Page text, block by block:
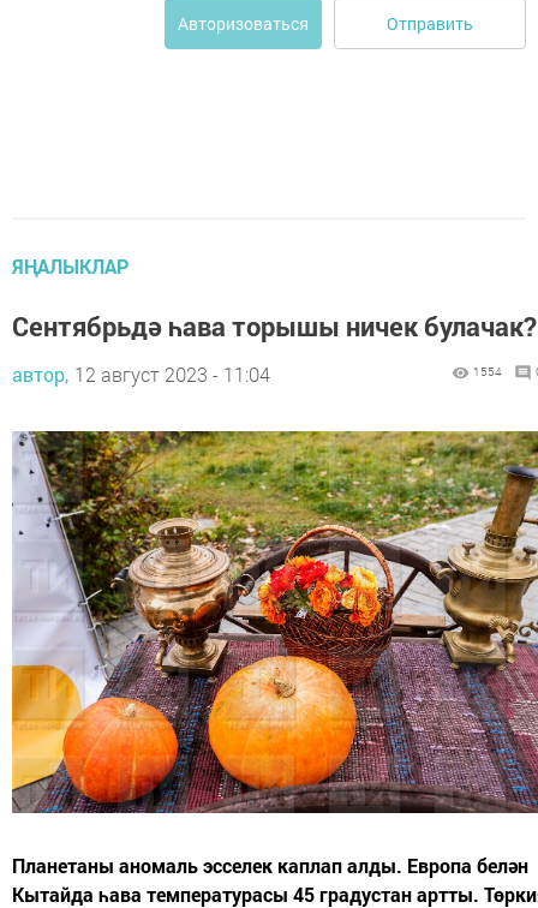
Авторизоваться Отправить
ЯҢАЛЫКЛАР
Сентябрьдә һава торышы ничек булачак?
автор, 12 август 2023 - 11:04 1554
Планетаны аномаль эсселек каплап алды. Европа белән
Кытайда һава температурасы 45 градустан артты.